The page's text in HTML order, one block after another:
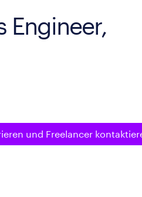
Engineer,
und Freelancer